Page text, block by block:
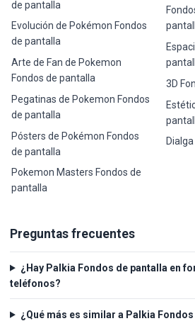
de pantalla
Evolución de Pokémon Fondos
de pantalla
Arte de Fan de Pokemon
Fondos de pantalla
Pegatinas de Pokemon Fondos
de pantalla
Pósters de Pokémon Fondos
de pantalla
Pokemon Masters Fondos de
pantalla
3D
Preguntas frecuentes
¿Hay Palkia Fondos de pantalla en
teléfonos?
¿Qué más es similar a Palkia